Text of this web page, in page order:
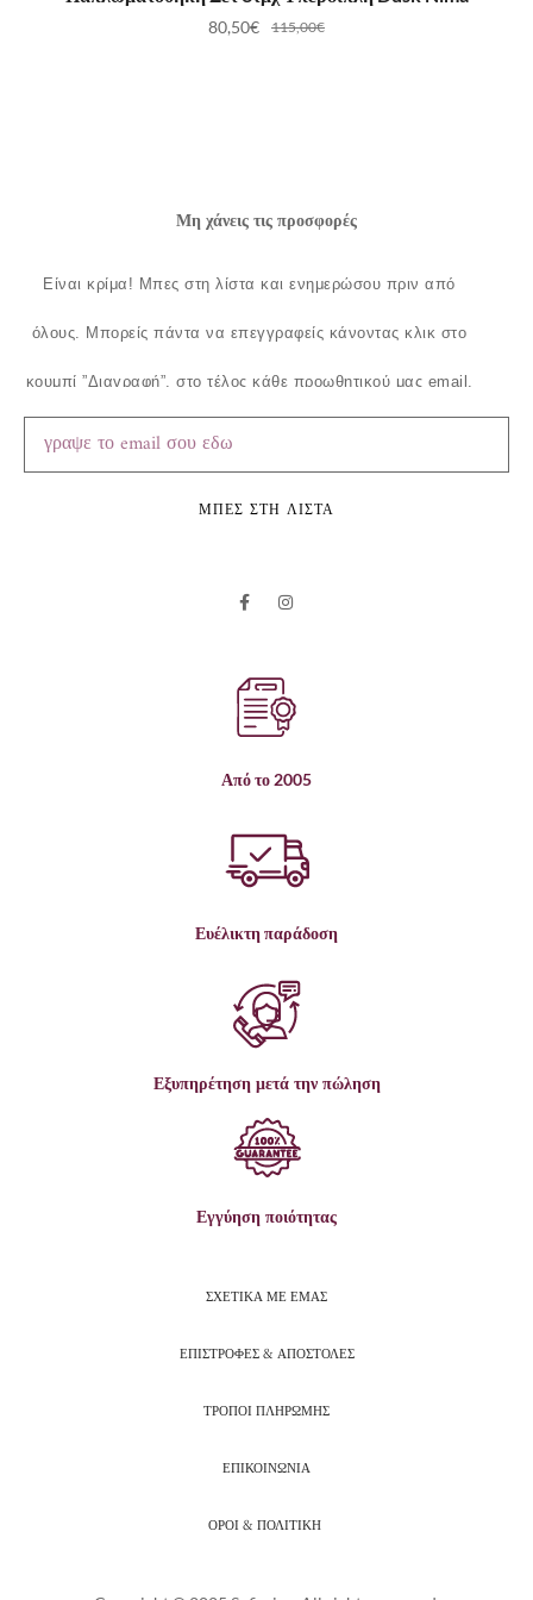
115,00€
80,50€
Μη χάνεις τις προσφορές
Είναι κρίμα! Μπες στη λίστα και ενημερώσου πριν από
όλους. Μπορείς πάντα να επεγγραφείς κάνοντας κλικ στο
κουμπί ”Διαγραφή”, στο τέλος κάθε προωθητικού μας email.
ΜΠΕΣ ΣΤΗ ΛΙΣΤΑ
Από το 2005
Ευέλικτη παράδοση
Εξυπηρέτηση μετά την πώληση
Εγγύηση ποιότητας
ΣΧΕΤΙΚΑ ΜΕ ΕΜΑΣ
ΕΠΙΣΤΡΟΦΕΣ & ΑΠΟΣΤΟΛΕΣ
ΤΡΟΠΟΙ ΠΛΗΡΩΜΗΣ
ΕΠΙΚΟΙΝΩΝΙΑ
ΟΡΟΙ & ΠΟΛΙΤΙΚΗ